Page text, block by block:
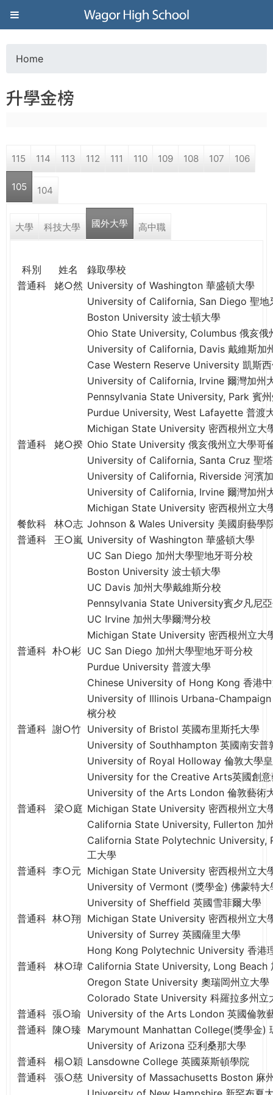
Jump to navigation
葳
格
高
學
WAGOR
TODAY
PATH
o
a
r
e
e
Home
升學金榜
115 114 113 112 111 110 109 108 107 106
105 104
大學 科技大學 國外大學 高中職
科別 姓名
錄取學校
普通科
姥○然 University of Washington 華盛頓大學
University of California, San Diego 聖地
Boston University 波士頓大學
Ohio State University, Columbus 俄亥俄
University of California, Davis 戴維斯加
Case Western Reserve University 凱斯
University of California, Irvine 爾灣加州
Pennsylvania State University, Park 賓
Purdue University, West Lafayette 普渡
Michigan State University 密西根州立大
普通科
姥○揆 Ohio State University 俄亥俄州立大學哥
University of California, Santa Cruz 聖
University of California, Riverside 河濱
University of California, Irvine 爾灣加州
Michigan State University 密西根州立大
餐飲科
林○志 Johnson & Wales University 美國廚藝學
普通科
王○嵐 University of Washington 華盛頓大學
UC San Diego 加州大學聖地牙哥分校
Boston University 波士頓大學
UC Davis 加州大學戴維斯分校
Pennsylvania State University賓夕凡尼
UC Irvine 加州大學爾灣分校
Michigan State University 密西根州立大
普通科 朴○彬 UC San Diego 加州大學聖地牙哥分校
Purdue University 普渡大學
Chinese University of Hong Kong 香港
University of Illinois Urbana-Champaign
檳分校
普通科 謝○竹 University of Bristol 英國布里斯托大學
University of Southhampton 英國南安普
University of Royal Holloway 倫敦大學
University for the Creative Arts英國創意
University of the Arts London 倫敦藝術
普通科
梁○庭 Michigan State University 密西根州立大
California State University, Fullerton 加
California State Polytechnic University,
工大學
普通科 李○元 Michigan State University 密西根州立大
University of Vermont (獎學金) 佛蒙特大
University of Sheffield 英國雪菲爾大學
普通科 林○翔 Michigan State University 密西根州立大
University of Surrey 英國薩里大學
Hong Kong Polytechnic University 香港
普通科
林○瑋 California State University, Long Beach
Oregon State University 奧瑞岡州立大學
Colorado State University 科羅拉多州立
普通科 張○瑜 University of the Arts London 英國倫敦
普通科 陳○臻 Marymount Manhattan College(獎學金)
University of Arizona 亞利桑那大學
普通科
楊○穎 Lansdowne College 英國萊斯頓學院
普通科
張○慈 University of Massachusetts Boston 麻